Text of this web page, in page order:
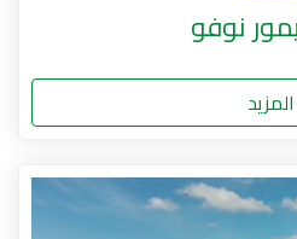
نوفو
المزيد